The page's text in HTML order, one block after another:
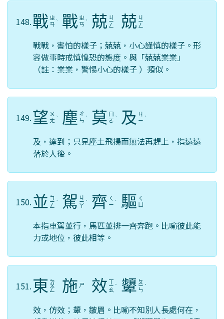
148.戰 ㄓ
ㄢ ˋ 戰 ㄓ
ㄢ ˋ 兢 ㄐ
ㄧ
ㄥ 兢 ㄐ
ㄧ
ㄥ
戰戰，害怕的樣子；兢兢，小心謹慎的樣子。形
容做事時戒慎惶恐的態度。與「兢兢業業」
（註：業業，警惕小心的樣子 ）類似。
149.望 ㄨ
ㄤ ˋ 塵 ㄔ
ㄣ ˊ 莫 ㄇ
ㄛ ˋ 及 ㄐ
ㄧ ˊ
及，達到；只見塵土飛揚而無法再趕上，指遠遠
落於人後。
150. 並 ㄅ
ㄧ
ㄥ
ˋ 駕 ㄐ
ㄧ
ㄚ
ˋ 齊 ㄑ
ㄧ ˊ 驅 ㄑ
本指車駕並行，馬匹並排一齊奔跑。比喻彼此能
力或地位，彼此相等。
151. 東 ㄉ
ㄨ
ㄥ 施 ㄕ 效 ㄒ
ㄧ
ㄠ
ˋ 顰 ㄆ
ㄧ
ㄣ
ˊ
效，仿效；顰，皺眉。比喻不知別人長處何在，